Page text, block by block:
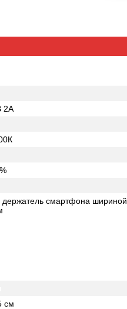
использовать
шаровой
2А
держатель смартфона шириной
см